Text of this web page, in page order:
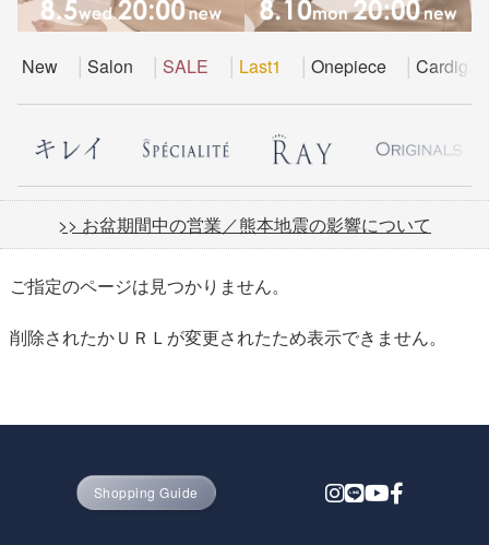
New Salon SALE Last1 Onepiece Cardigan
>> お盆期間中の営業／熊本地震の影響について
ご指定のページは見つかりません。
削除されたかＵＲＬが変更されたため表示できません。
Shopping Guide